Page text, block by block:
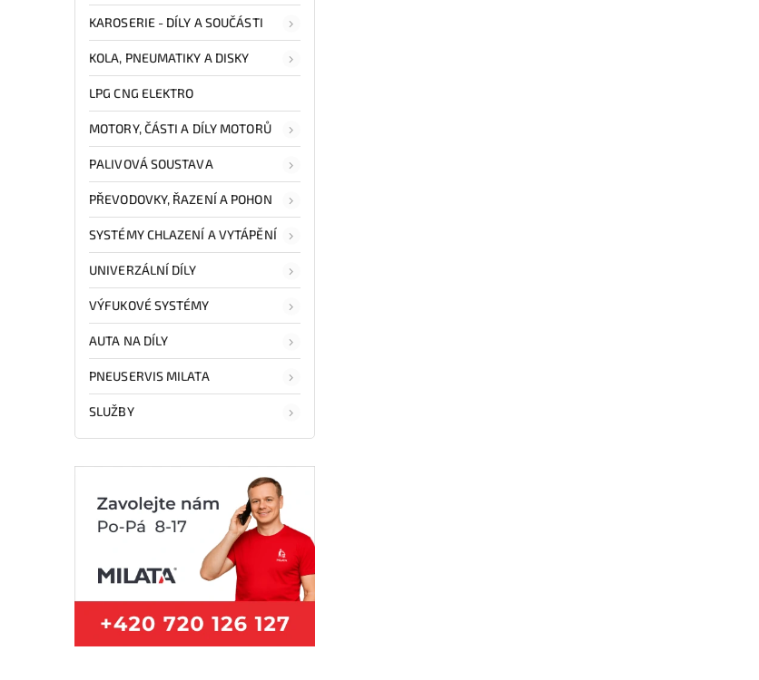
KAROSERIE - DÍLY A SOUČÁSTI
KOLA, PNEUMATIKY A DISKY
LPG CNG ELEKTRO
MOTORY, ČÁSTI A DÍLY MOTORŮ
PALIVOVÁ SOUSTAVA
PŘEVODOVKY, ŘAZENÍ A POHON
SYSTÉMY CHLAZENÍ A VYTÁPĚNÍ
UNIVERZÁLNÍ DÍLY
VÝFUKOVÉ SYSTÉMY
AUTA NA DÍLY
PNEUSERVIS MILATA
SLUŽBY